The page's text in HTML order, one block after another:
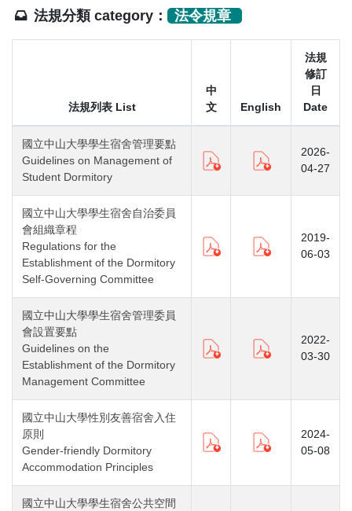
法規分類 category： 法令規章
法規列表 List
中
文
English
法規
修訂
日
Date
國立中山大學學生宿舍管理要點
Guidelines on Management of
Student Dormitory
2026-
04-27
國立中山大學學生宿舍自治委員
會組織章程
Regulations for the
Establishment of the Dormitory
Self-Governing Committee
2019-
06-03
國立中山大學學生宿舍管理委員
會設置要點
Guidelines on the
Establishment of the Dormitory
Management Committee
2022-
03-30
國立中山大學性別友善宿舍入住
原則
Gender-friendly Dormitory
Accommodation Principles
2024-
05-08
國立中山大學學生宿舍公共空間